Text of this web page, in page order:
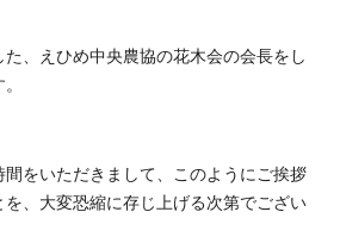
、えひめ中央農協の花木会の会長をし
をいただきまして、このようにご挨拶
、大変恐縮に存じ上げる次第でござい